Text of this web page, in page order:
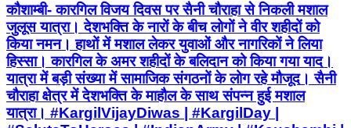
कौशाम्बी- कारगिल विजय दिवस पर सैनी चौराहा से निकली मशाल
जुलूस यात्रा। देशभक्ति के नारों के बीच लोगों ने वीर शहीदों को
किया नमन। हाथों में मशाल लेकर युवाओं और नागरिकों ने लिया
हिस्सा। कारगिल के अमर शहीदों के बलिदान को किया गया याद।
यात्रा में बड़ी संख्या में सामाजिक संगठनों के लोग रहे मौजूद। सैनी
चौराहा क्षेत्र में देशभक्ति के माहौल के साथ संपन्न हुई मशाल
यात्रा। #KargilVijayDiwas | #KargilDay |